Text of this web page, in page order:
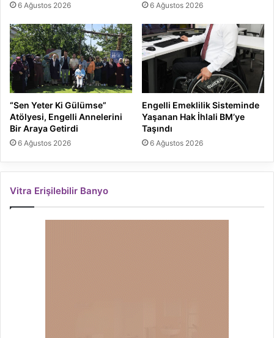
6 Ağustos 2026 6 Ağustos 2026
“Sen Yeter Ki Gülümse”
Atölyesi, Engelli Annelerini
Bir Araya Getirdi
6 Ağustos 2026
Engelli Emeklilik Sisteminde
Yaşanan Hak İhlali BM’ye
Taşındı
6 Ağustos 2026
Vitra Erişilebilir Banyo